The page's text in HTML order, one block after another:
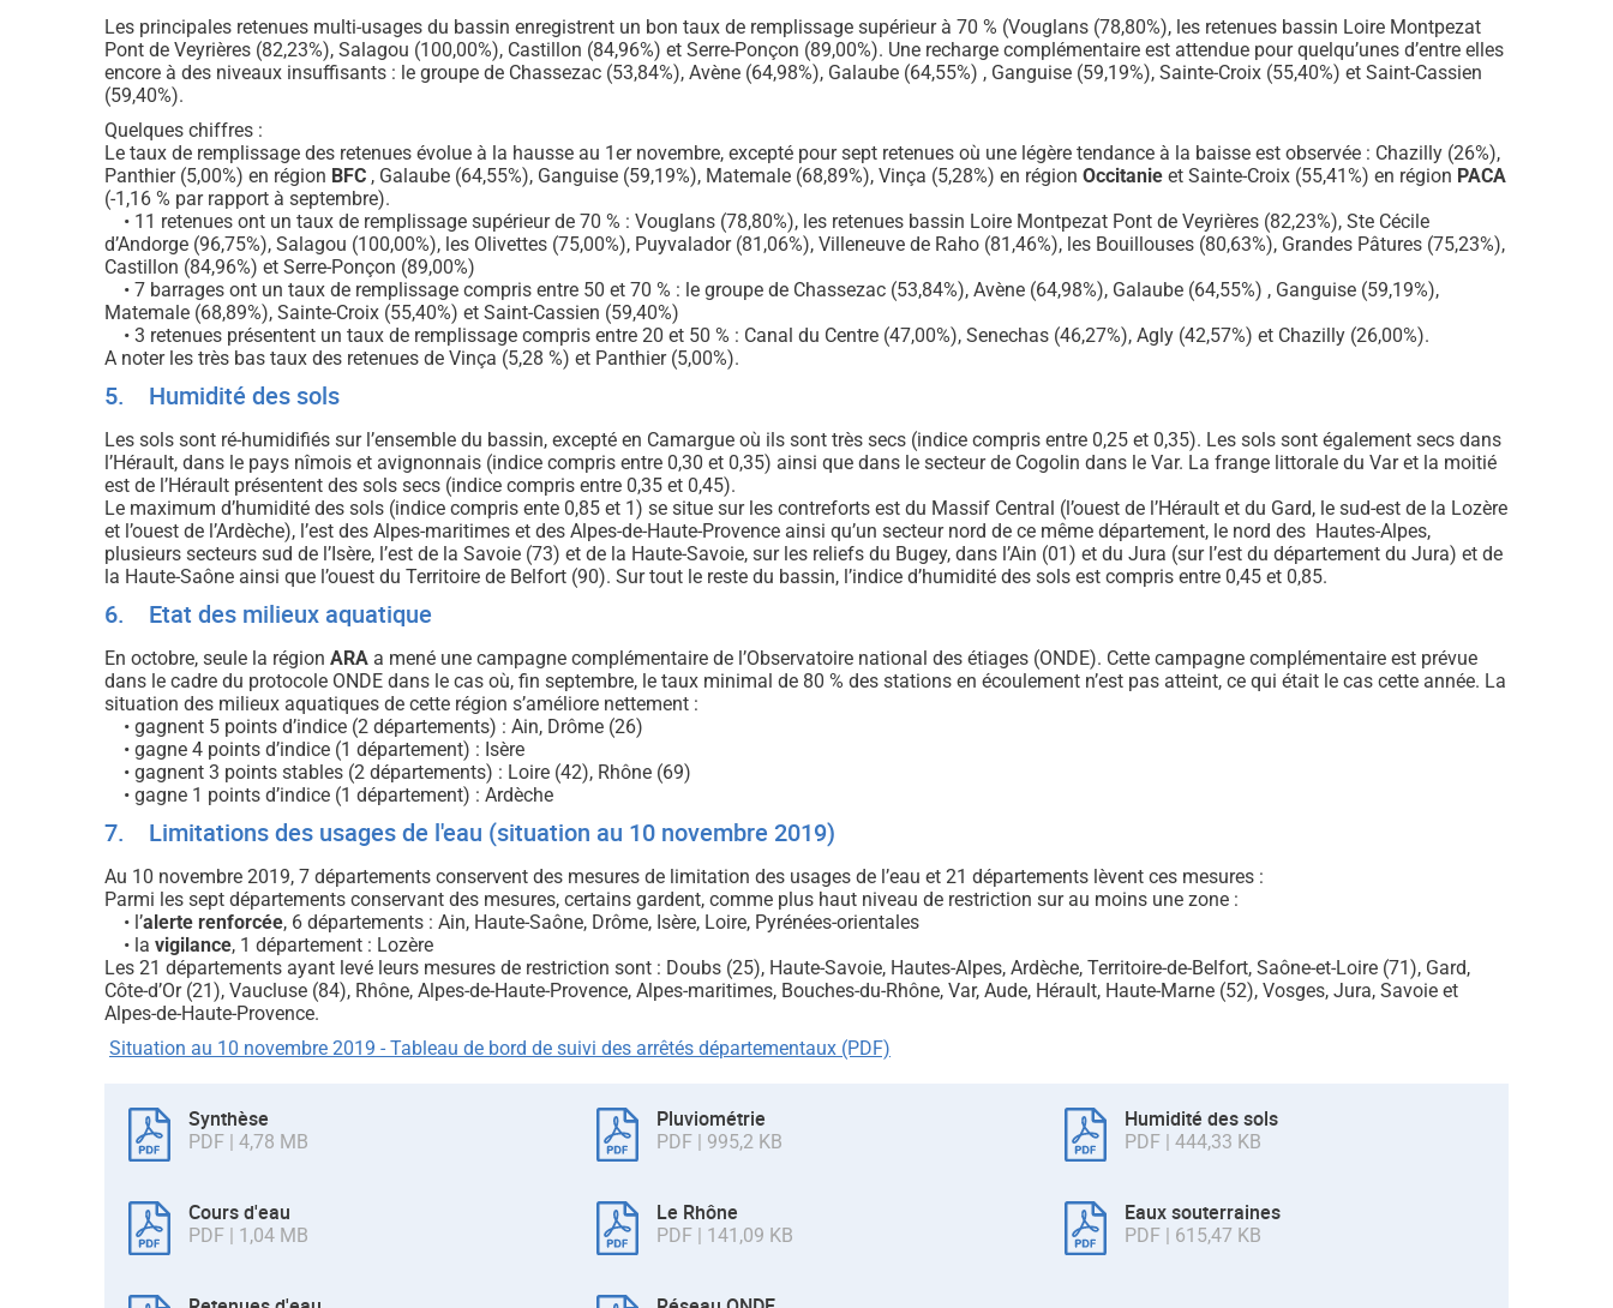
Les principales retenues multi-usages du bassin enregistrent un bon taux de remplissage supérieur à 70 % (Vouglans (78,80%), les retenues bassin Loire Montpezat
Pont de Veyrières (82,23%), Salagou (100,00%), Castillon (84,96%) et Serre-Ponçon (89,00%). Une recharge complémentaire est attendue pour quelqu’unes d’entre elles
encore à des niveaux insuffisants : le groupe de Chassezac (53,84%), Avène (64,98%), Galaube (64,55%) , Ganguise (59,19%), Sainte-Croix (55,40%) et Saint-Cassien
(59,40%).
Quelques chiffres :
Le taux de remplissage des retenues évolue à la hausse au 1er novembre, excepté pour sept retenues où une légère tendance à la baisse est observée : Chazilly (26%),
Panthier (5,00%) en région BFC , Galaube (64,55%), Ganguise (59,19%), Matemale (68,89%), Vinça (5,28%) en régionOccitanie et Sainte-Croix (55,41%) en région PACA
(-1,16 % par rapport à septembre).
• 11 retenues ont un taux de remplissage supérieur de 70 % : Vouglans (78,80%), les retenues bassin Loire Montpezat Pont de Veyrières (82,23%), Ste Cécile
d’Andorge (96,75%), Salagou (100,00%), les Olivettes (75,00%), Puyvalador (81,06%), Villeneuve de Raho (81,46%), les Bouillouses (80,63%), Grandes Pâtures (75,23%),
Castillon (84,96%) et Serre-Ponçon (89,00%)
• 7 barrages ont un taux de remplissage compris entre 50 et 70 % : le groupe de Chassezac (53,84%), Avène (64,98%), Galaube (64,55%) , Ganguise (59,19%),
Matemale (68,89%), Sainte-Croix (55,40%) et Saint-Cassien (59,40%)
• 3 retenues présentent un taux de remplissage compris entre 20 et 50 % : Canal du Centre (47,00%), Senechas (46,27%), Agly (42,57%) et Chazilly (26,00%).
A noter les très bas taux des retenues de Vinça (5,28 %) et Panthier (5,00%).
5. Humidité des sols
Les sols sont ré-humidifiés sur l’ensemble du bassin, excepté en Camargue où ils sont très secs (indice compris entre 0,25 et 0,35). Les sols sont également secs dans
l’Hérault, dans le pays nîmois et avignonnais (indice compris entre 0,30 et 0,35) ainsi que dans le secteur de Cogolin dans le Var. La frange littorale du Var et la moitié
est de l’Hérault présentent des sols secs (indice compris entre 0,35 et 0,45).
Le maximum d’humidité des sols (indice compris ente 0,85 et 1) se situe sur les contreforts est du Massif Central (l’ouest de l’Hérault et du Gard, le sud-est de la Lozère
et l’ouest de l’Ardèche), l’est des Alpes-maritimes et des Alpes-de-Haute-Provence ainsi qu’un secteur nord de ce même département, le nord des Hautes-Alpes,
plusieurs secteurs sud de l’Isère, l’est de la Savoie (73) et de la Haute-Savoie, sur les reliefs du Bugey, dans l’Ain (01) et du Jura (sur l’est du département du Jura) et de
la Haute-Saône ainsi que l’ouest du Territoire de Belfort (90). Sur tout le reste du bassin, l’indice d’humidité des sols est compris entre 0,45 et 0,85.
6. Etat des milieux aquatique
En octobre, seule la régionARA a mené une campagne complémentaire de l’Observatoire national des étiages (ONDE). Cette campagne complémentaire est prévue
dans le cadre du protocole ONDE dans le cas où, fin septembre, le taux minimal de 80 % des stations en écoulement n’est pas atteint, ce qui était le cas cette année. La
situation des milieux aquatiques de cette région s’améliore nettement :
• gagnent 5 points d’indice (2 départements) : Ain, Drôme (26)
• gagne 4 points d’indice (1 département) : Isère
• gagnent 3 points stables (2 départements) : Loire (42), Rhône (69)
• gagne 1 points d’indice (1 département) : Ardèche
7. Limitations des usages de l'eau (situation au 10 novembre 2019)
Au 10 novembre 2019, 7 départements conservent des mesures de limitation des usages de l’eau et 21 départements lèvent ces mesures :
Parmi les sept départements conservant des mesures, certains gardent, comme plus haut niveau de restriction sur au moins une zone :
• l’alerte renforcée, 6 départements : Ain, Haute-Saône, Drôme, Isère, Loire, Pyrénées-orientales
• lavigilance, 1 département : Lozère
Les 21 départements ayant levé leurs mesures de restriction sont : Doubs (25), Haute-Savoie, Hautes-Alpes, Ardèche, Territoire-de-Belfort, Saône-et-Loire (71), Gard,
Côte-d’Or (21), Vaucluse (84), Rhône, Alpes-de-Haute-Provence, Alpes-maritimes, Bouches-du-Rhône, Var, Aude, Hérault, Haute-Marne (52), Vosges, Jura, Savoie et
Alpes-de-Haute-Provence.
Situation au 10 novembre 2019 - Tableau de bord de suivi des arrêtés départementaux (PDF)
Synthèse
PDF | 4,78 MB
Pluviométrie
PDF | 995,2 KB
Humidité des sols
PDF | 444,33 KB
Cours d'eau
PDF | 1,04 MB
Le Rhône
PDF | 141,09 KB
Eaux souterraines
PDF | 615,47 KB